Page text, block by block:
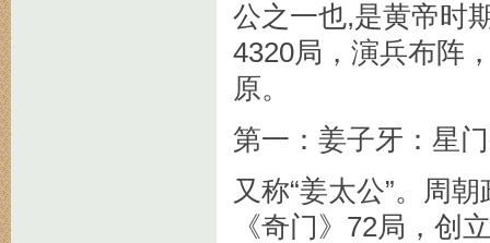
公之一也,是黄帝时
4320局，演兵布阵
原。
第一：姜子牙：星
又称“姜太公”。周
《奇门》72局，创